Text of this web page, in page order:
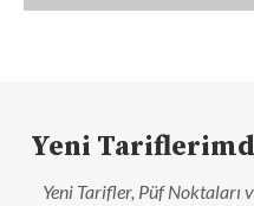
Yeni
Yeni Tarifler, Püf Noktaları